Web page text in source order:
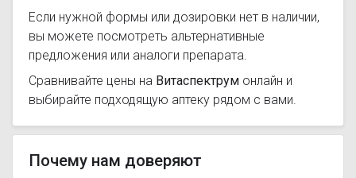
Если нужной формы или дозировки нет в наличии,
вы можете посмотреть альтернативные
предложения или аналоги препарата.
Сравнивайте цены на Витаспектрум онлайн и
выбирайте подходящую аптеку рядом с вами.
Почему нам доверяют